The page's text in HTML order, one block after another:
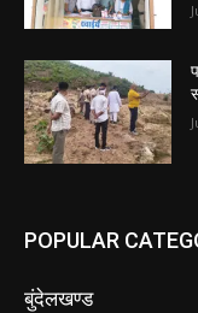
POPULAR
बुंदेलखण्ड